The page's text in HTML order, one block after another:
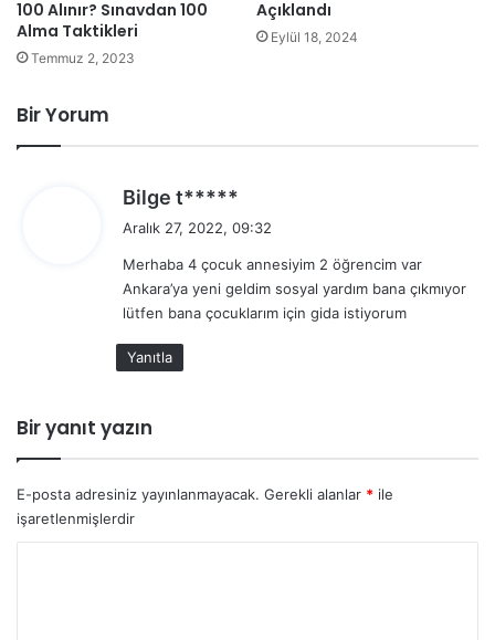
100 Alınır? Sınavdan 100
Alma Taktikleri
Temmuz 2, 2023
Açıklandı
Eylül 18, 2024
Bir Yorum
Bilge t*****
i
k
i
Aralık 27, 2022, 09:32
Merhaba 4 çocuk annesiyim 2 öğrencim var
Ankara’ya yeni geldim sosyal yardım bana çıkmıyor
lütfen bana çocuklarım için gida istiyorum
Yanıtla
Bir yanıt yazın
E-posta adresiniz yayınlanmayacak. Gerekli alanlar * ile
işaretlenmişlerdir